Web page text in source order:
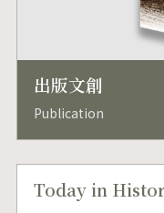
出版文創
Publication
Today in